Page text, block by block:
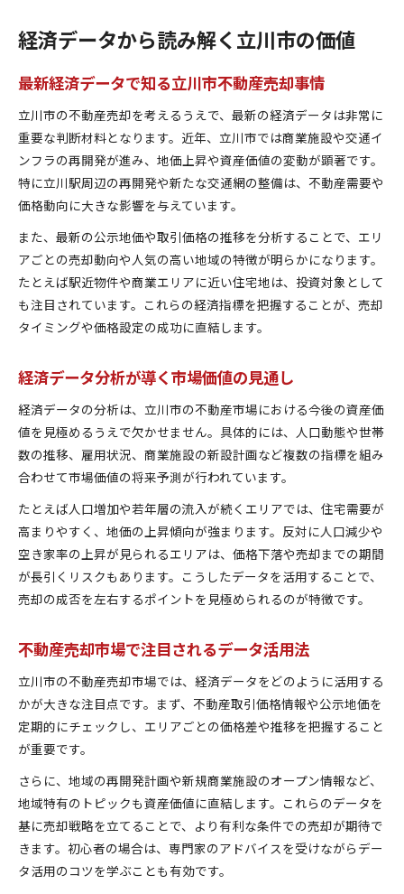
経済データから読み解く立川市の価値
最新経済データで知る立川市不動産売却事情
立川市の不動産売却を考えるうえで、最新の経済データは非常に
重要な判断材料となります。近年、立川市では商業施設や交通イ
ンフラの再開発が進み、地価上昇や資産価値の変動が顕著です。
特に立川駅周辺の再開発や新たな交通網の整備は、不動産需要や
価格動向に大きな影響を与えています。
また、最新の公示地価や取引価格の推移を分析することで、エリ
アごとの売却動向や人気の高い地域の特徴が明らかになります。
たとえば駅近物件や商業エリアに近い住宅地は、投資対象として
も注目されています。これらの経済指標を把握することが、売却
タイミングや価格設定の成功に直結します。
経済データ分析が導く市場価値の見通し
経済データの分析は、立川市の不動産市場における今後の資産価
値を見極めるうえで欠かせません。具体的には、人口動態や世帯
数の推移、雇用状況、商業施設の新設計画など複数の指標を組み
合わせて市場価値の将来予測が行われています。
たとえば人口増加や若年層の流入が続くエリアでは、住宅需要が
高まりやすく、地価の上昇傾向が強まります。反対に人口減少や
空き家率の上昇が見られるエリアは、価格下落や売却までの期間
が長引くリスクもあります。こうしたデータを活用することで、
売却の成否を左右するポイントを見極められるのが特徴です。
不動産売却市場で注目されるデータ活用法
立川市の不動産売却市場では、経済データをどのように活用する
かが大きな注目点です。まず、不動産取引価格情報や公示地価を
定期的にチェックし、エリアごとの価格差や推移を把握すること
が重要です。
さらに、地域の再開発計画や新規商業施設のオープン情報など、
地域特有のトピックも資産価値に直結します。これらのデータを
基に売却戦略を立てることで、より有利な条件での売却が期待で
きます。初心者の場合は、専門家のアドバイスを受けながらデー
タ活用のコツを学ぶことも有効です。